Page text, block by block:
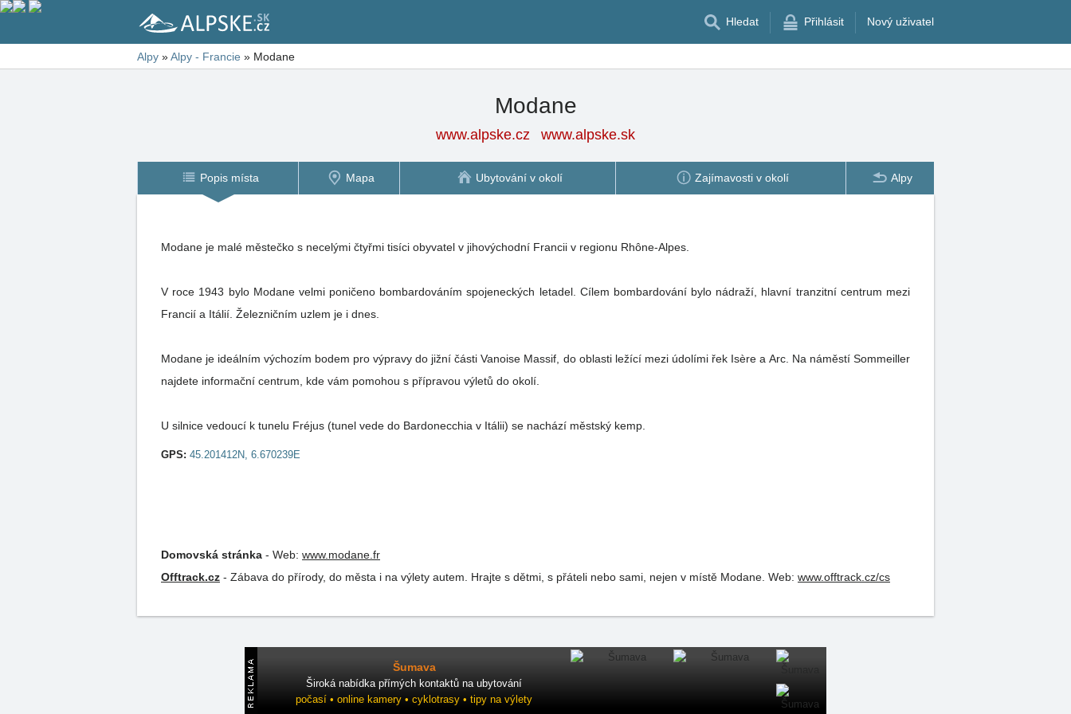
Hledat Přihlásit Nový uživatel
Alpy »Alpy - Francie » Modane
Modane
www.alpske.cz www.alpske.sk
Popis místa Mapa Ubytování v okolí Zajímavosti v okolí Alpy
Modane je malé městečko s necelými čtyřmi tisíci obyvatel v jihovýchodní Francii v regionu Rhône-Alpes.
V roce 1943 bylo Modane velmi poničeno bombardováním spojeneckých letadel. Cílem bombardování bylo nádraží, hlavní tranzitní centrum mezi
Francií a Itálií. Železničním uzlem je i dnes.
Modane je ideálním výchozím bodem pro výpravy do jižní části Vanoise Massif, do oblasti ležící mezi údolími řek Isère a Arc. Na náměstí Sommeiller
najdete informační centrum, kde vám pomohou s přípravou výletů do okolí.
U silnice vedoucí k tunelu Fréjus (tunel vede do Bardonecchia v Itálii) se nachází městský kemp.
GPS: 45.201412N, 6.670239E
Domovská stránka - Web: www.modane.fr
Offtrack.cz - Zábava do přírody, do města i na výlety autem. Hrajte s dětmi, s přáteli nebo sami, nejen v místě Modane. Web: www.offtrack.cz/cs
Šumava
Široká nabídka přímých kontaktů na ubytování
počasí • online kamery • cyklotrasy • tipy na výlety